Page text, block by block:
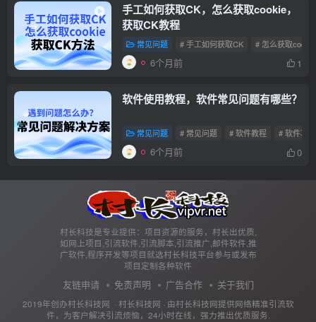
手工如何获取CK，怎么获取cookie，
获取CK教程
常见问题 # 手工如何获取CK # 怎么获取cookie
6个月前 1
软件使用教程，软件常见问题有哪些？
常见问题 # 常见问题 # 软件教程 # 软件功能
6个月前 0
村长科技是专业提供：项目资源的服务，村长出优质,
如网上项目,引流软件,引流脚本,引流推广,邮件软件,推
广软件,程序开发等项目就选村长科技平台参与或发布
项目定制各种软件
友链申请 免责声明 广告合作 关于我们
2019年创办村长科技网 · 村长科技网 · 由村长科技网提供网络精准引流软
件，为客户解决引流烦恼，24小时在线，强力推出优质服务.